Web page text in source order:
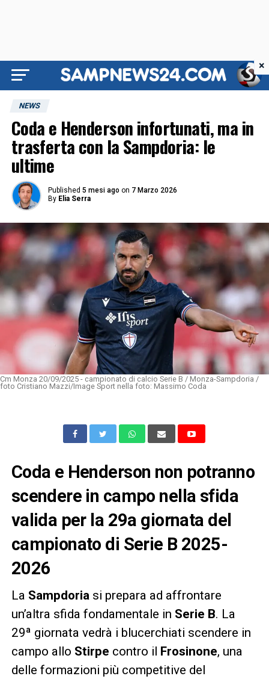
NEWS
Coda e Henderson infortunati, ma in
trasferta con la Sampdoria: le
ultime
Published 5 mesi ago on 7 Marzo 2026
By Elia Serra
Cm Monza 20/09/2025 - campionato di calcio Serie B / Monza-Sampdoria /
foto Cristiano Mazzi/Image Sport nella foto: Massimo Coda
Coda e Henderson non potranno
scendere in campo nella sfida
valida per la 29a giornata del
campionato di Serie B 2025-
2026
La Sampdoriasi prepara ad affrontare
un’altra sfida fondamentale in Serie B. La
29ª giornata vedrà i blucerchiati scendere in
campo allo Stirpe contro il Frosinone, una
delle formazioni più competitive del
×